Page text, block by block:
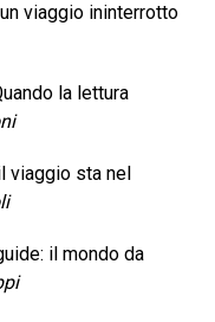
viaggio ininterrotto
la lettura
viaggio sta nel
il mondo da